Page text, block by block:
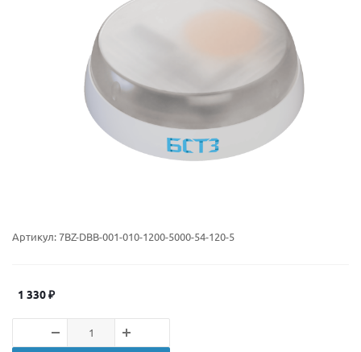
Артикул:7BZ-DBB-001-010-1200-5000-54-120-5
1 330₽